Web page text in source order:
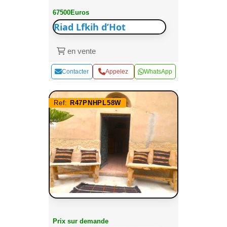
67500Euros
Riad Lfkih d’Hot
en vente
Contacter Appelez WhatsApp
Ref: R47PNHPL58W
Prix sur demande